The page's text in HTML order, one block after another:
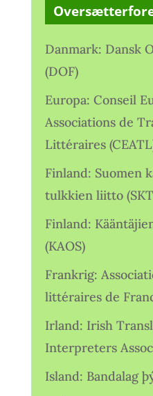
Danmark: Dansk
(DOF)
Europa: Conseil
Associations de
Littéraires
Finland: Suomen
tulkkien liitto
Finland:
(KAOS)
Frankrig:
littéraires de
Irland: Irish
Interpreters
Island: Bandalag